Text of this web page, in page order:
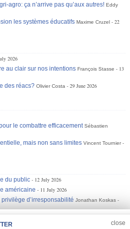
close
CLOSE
agro: ça n’arrive pas qu’aux autres! Eddy
les systèmes éducatifs Maxime Cruzel
22
2026
au clair sur nos intentions François Stasse
13
des réacs? Olivier Costa 29 June 2026
le combattre efficacement Sébastien
mais non sans limites Vincent Tournier
du public
12 July 2026
américaine
11 July 2026
d’irresponsabilité Jonathan Koskas